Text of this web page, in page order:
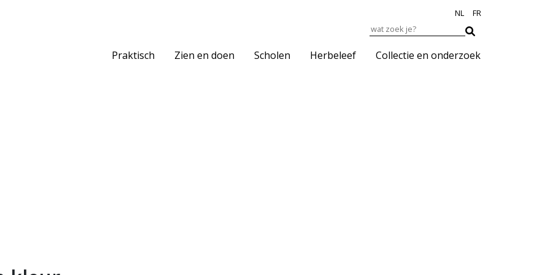
Praktisch Zien en doen Scholen Herbeleef Collectie en onderzoek
NL FR